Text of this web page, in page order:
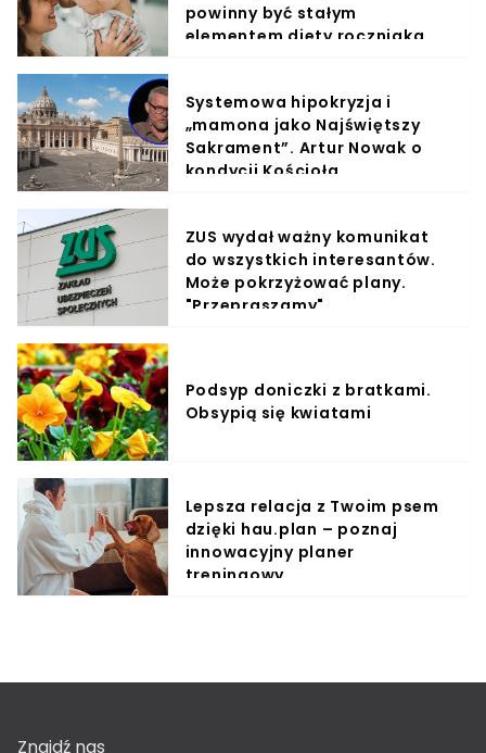
powinny być stałym
elementem diety roczniaka
Systemowa hipokryzja i
„mamona jako Najświętszy
Sakrament”. Artur Nowak o
kondycji Kościoła
ZUS wydał ważny komunikat
do wszystkich interesantów.
Może pokrzyżować plany.
"Przepraszamy"
Podsyp doniczki z bratkami.
Obsypią się kwiatami
Lepsza relacja z Twoim psem
dzięki hau.plan – poznaj
innowacyjny planer
treningowy
Znajdź nas